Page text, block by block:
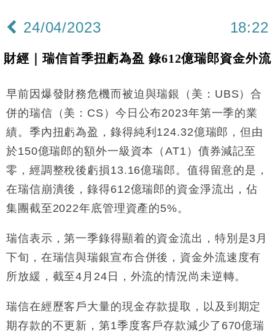
11:12
國際｜特朗普料美伊戰事快結束 承認部分彈藥庫存緊
15:59
財經｜SA售股自救後再出手 斥4億美元押注未上市公
18:31
財經｜華僑銀行上半年淨利創新高 中期息增15%至
47仙
17:33
財經｜滙豐上調香港今年GDP預測至4.5% 看好貿易
及消費表現
16:47
本地｜假冒內地執法人員要求交「保證金」 43歲女子
損失近6900萬元
16:05
財經｜日經失守6.5萬點後回穩 全周仍升近2%
15:11
13:44
財經｜內地7月美元計價出口增近24%勝預期 貿易順
12:44
財經｜日本春季三度入市撐日圓 4月單日斥6.28萬億
日圓干預創新高
24/04/2023 18:22
財經｜瑞信首季扭虧為盈 錄612億瑞郎資金外流
早前因爆發財務危機而被迫與瑞銀（美：UBS）合
併的瑞信（美：CS）今日公布2023年第一季的業
績。季內扭虧為盈，錄得純利124.32億瑞郎，但由
於150億瑞郎的額外一級資本（AT1）債券減記至
零，經調整稅後虧損13.16億瑞郎。值得留意的是，
在瑞信崩潰後，錄得612億瑞郎的資金淨流出，佔
集團截至2022年底管理資產的5%。
瑞信表示，第一季錄得顯着的資金流出，特別是3月
下旬，在瑞信與瑞銀宣布合併後，資金外流速度有
所放緩，截至4月24日，外流的情況尚未逆轉。
瑞信在經歷客戶大量的現金存款提取，以及到期定
期存款的不更新，第1季度客戶存款減少了670億瑞